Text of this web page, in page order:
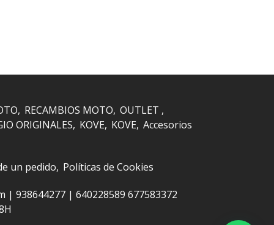
RECAMBIOS MOTO OUTLET
ORIGINALES KOVE KOVE Accesorios
un pedido Políticas de Cookies
| 938644277| 640228589 677583372